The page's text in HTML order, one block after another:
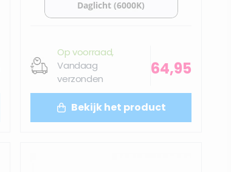
Op voorraad,
Vandaag
verzonden
64,95
Bekijk het product